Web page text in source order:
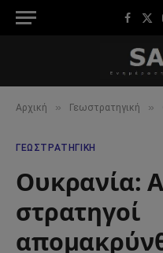
X
Αρχική » Γεωστρατηγική »
ΓΕΩΣΤΡΑΤΗΓΙΚΉ
Ουκρανία:
στρατηγοί